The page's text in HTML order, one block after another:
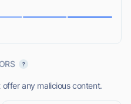
any malicious content.